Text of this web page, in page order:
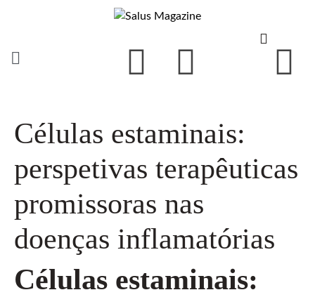
Células estaminais:
perspetivas terapêuticas
promissoras nas
doenças inflamatórias
Células estaminais: